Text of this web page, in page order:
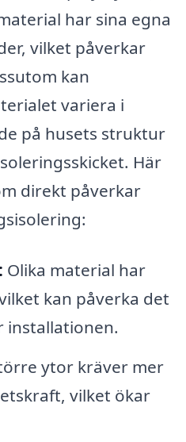
har sina egna
vilket påverkar
kan
variera i
på husets struktur
Här
direkt påverkar
Olika material har
kan påverka det
installationen.
ytor kräver mer
vilket ökar